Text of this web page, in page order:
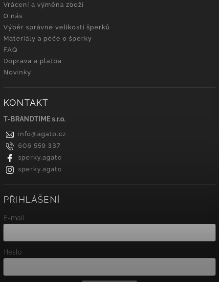
Vrácení a výměna zboží
O nás
Výběr správné velikosti šperků
Materiály a péče o šperky
FAQ
Doprava a platba
Novinky
KONTAKT
T-BRANDTIME s.r.o.
info@agato.cz
606 559 337
sperky.agato
sperky.agato
PŘIHLÁŠENÍ
E-mail
Heslo